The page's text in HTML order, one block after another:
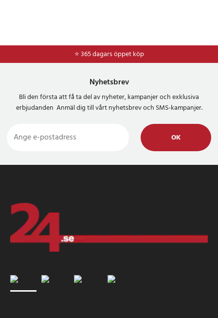
⭐ 365 dagars öppet köp
Nyhetsbrev
Bli den första att få ta del av nyheter, kampanjer och exklusiva
erbjudanden Anmäl dig till vårt nyhetsbrev och SMS-kampanjer.
OK